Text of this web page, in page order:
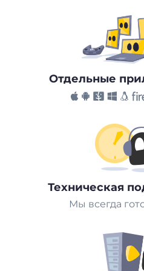
Отдельные
Техническая
Мы всегда